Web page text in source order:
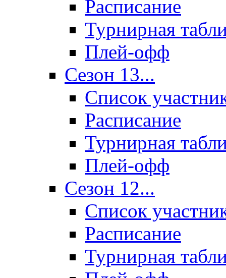
Расписание
Турнирная
Плей-офф
Сезон 13...
Список
Расписание
Турнирная
Плей-офф
Сезон 12...
Список
Расписание
Турнирная